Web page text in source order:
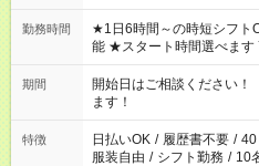
勤務時間
★1日6時間～の時短シフトOK ★もちろんフルタイムシフ
能 ★スタート時間選べます
20:00 など 残業なし！ ※Wワークの場合、他のお仕事と合わせ
週40時間超の就業はご案
間以上勤務は社会保険への
（日雇い派遣の原則禁止）
案内が難しい場合がありま
期間
開始日はご相談ください
ます！
特徴 日払いOK / 履歴書不要 / 40
服装自由 / シフト勤務 / 10